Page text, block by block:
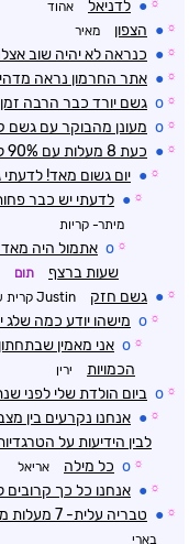
☼
● לדניאל אהוד
☼
● הצפון מאיר
☼
● כנראה לא יהיה שוב
☼
● אתר החרמון נראה
☼
o גשם יורד כבר הרבה
☼
o מעונן מהבוקר עם גשם
☼
● כעת 8 מעלות עם 90% לחות...
☼
● יום גשום מאד!
☼
● לדעתי יש כבר פחות מ10 מעלות, הנתונים לא
מיתר- קריות
☼
o
שעות ברצף
תום
☼
● גשם חזק Justin קרית שמואל
☼
o מישהו יודע כמה שלג
☼
o אני מאמין
הכמויות
ירין
☼
o ביום הולדת שלי לפני
☼
● אנחנו נקרעים בין
לבין הידיעות על
☼
o כל מילה אריאל
☼
● אנחנו כל כך קרובים
☼
● טבריה עלית- 7 מעלות מרגיש כמו 6 עם רוחות בינוניות וגשם בינוני/ קל
בארי